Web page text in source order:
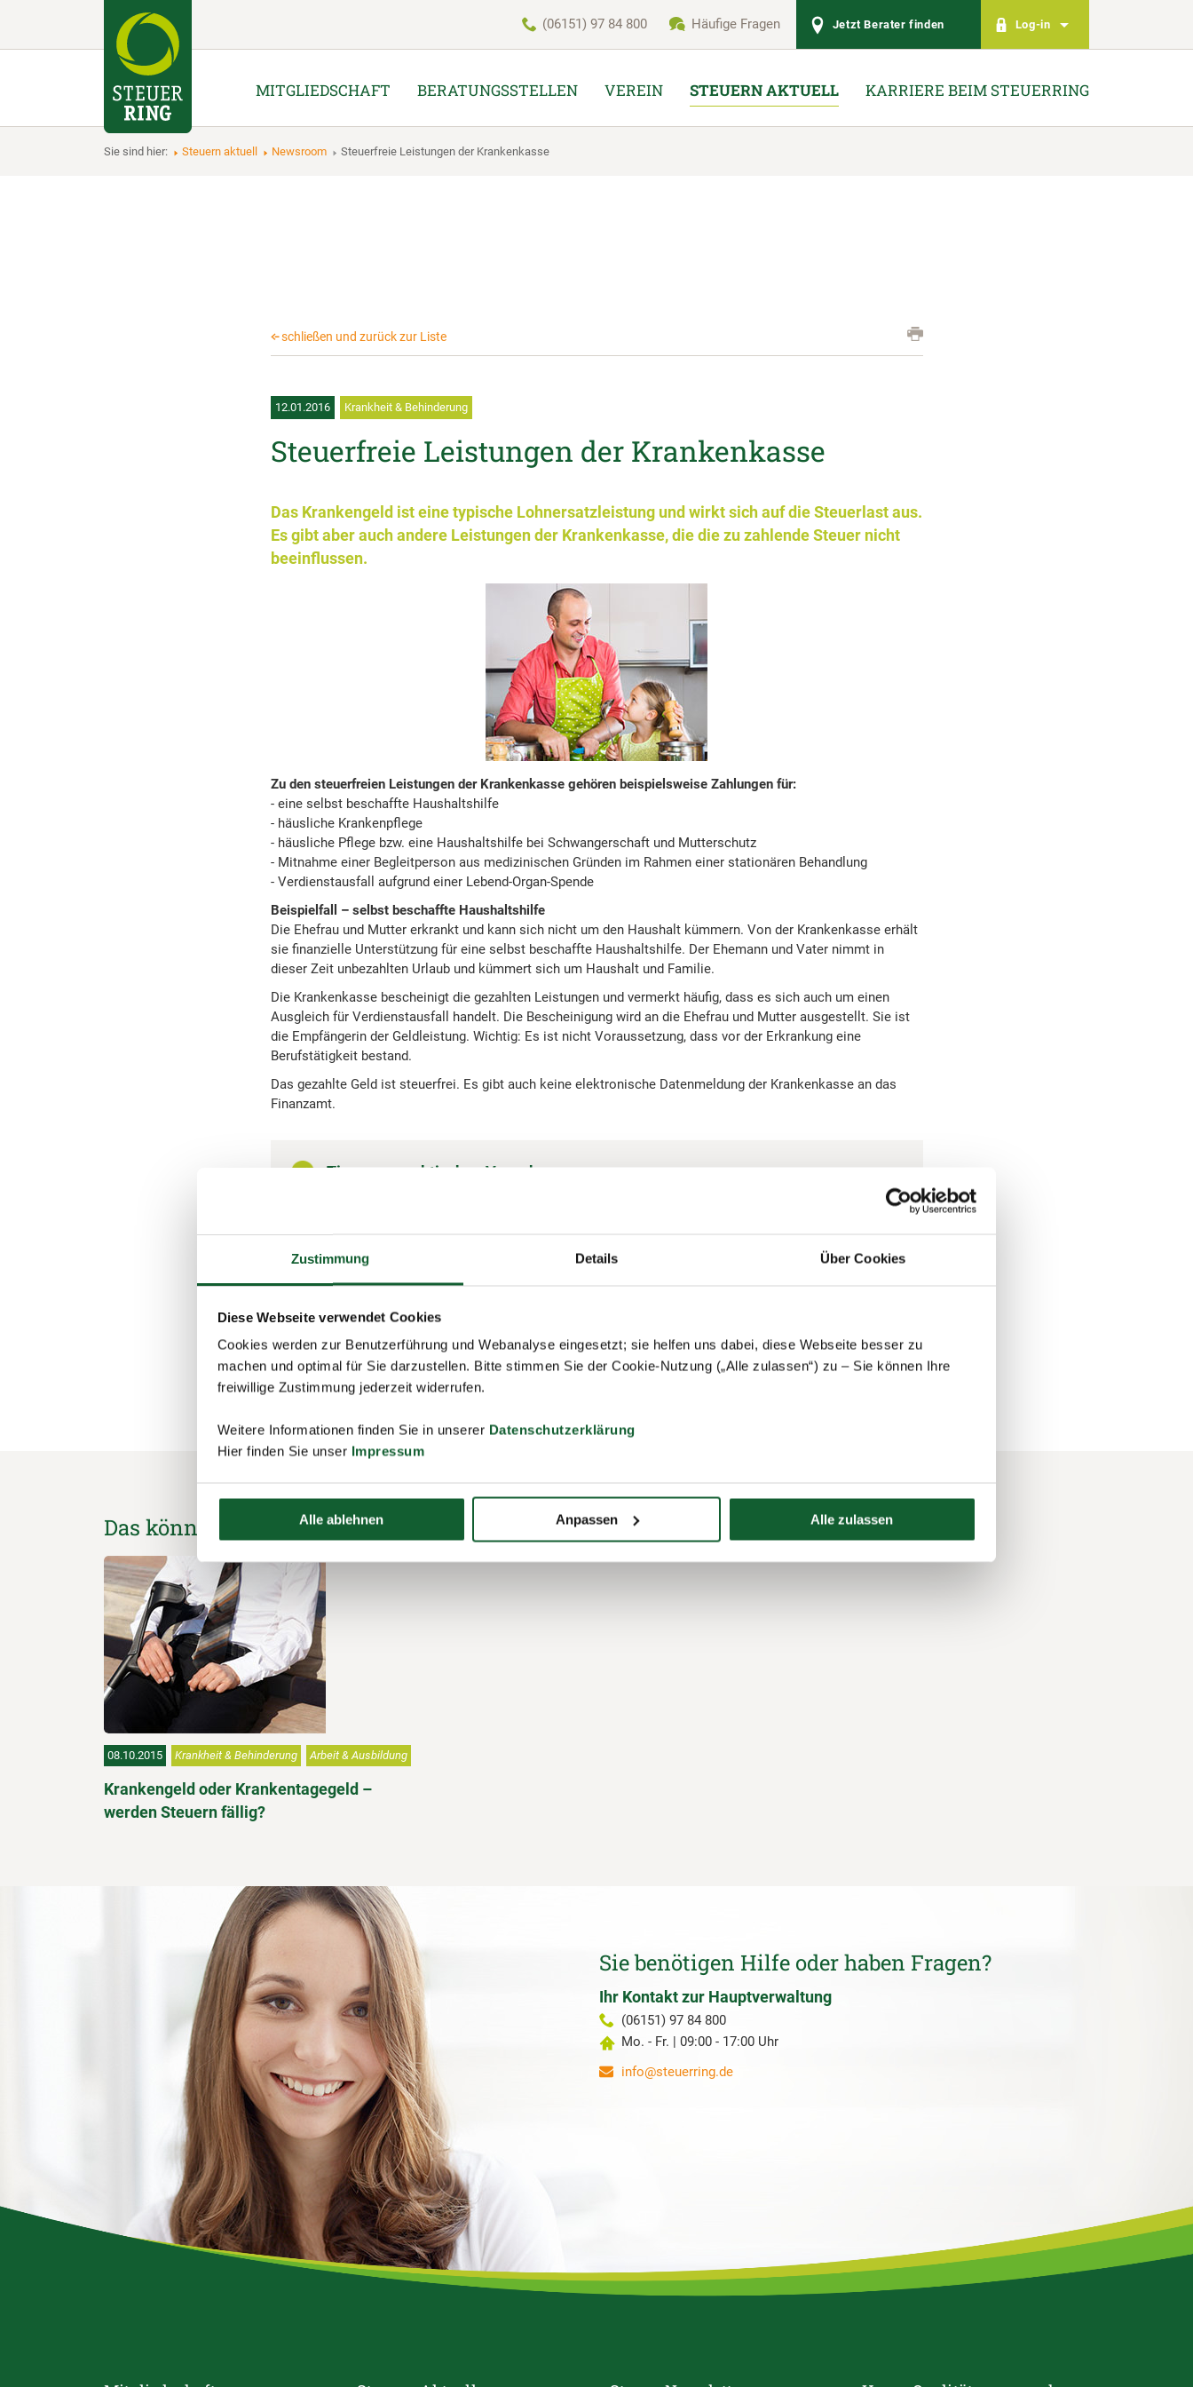
Zustimmung Details Über Cookies
Diese Webseite verwendet Cookies
Cookies werden zur Benutzerführung und Webanalyse eingesetzt; sie helfen uns dabei, diese Webseite besser zu
machen und optimal für Sie darzustellen. Bitte stimmen Sie der Cookie-Nutzung („Alle zulassen“) zu – Sie können Ihre
freiwillige Zustimmung jederzeit widerrufen.
Weitere Informationen finden Sie in unserer Datenschutzerklärung
Hier finden Sie unser Impressum
Alle ablehnen Anpassen Alle zulassen
(06151) 97 84 800 Häufige Fragen Jetzt Berater finden Log-in
MITGLIEDSCHAFT BERATUNGSSTELLEN VEREIN STEUERN AKTUELL KARRIERE BEIM STEUERRING
Sie sind hier: Steuern aktuell Newsroom Steuerfreie Leistungen der Krankenkasse
schließen und zurück zur Liste
12.01.2016 Krankheit & Behinderung
Steuerfreie Leistungen der Krankenkasse
Das Krankengeld ist eine typische Lohnersatzleistung und wirkt sich auf die Steuerlast aus.
Es gibt aber auch andere Leistungen der Krankenkasse, die die zu zahlende Steuer nicht
beeinflussen.
Zu den steuerfreien Leistungen der Krankenkasse gehören beispielsweise Zahlungen für:
- eine selbst beschaffte Haushaltshilfe
- häusliche Krankenpflege
- häusliche Pflege bzw. eine Haushaltshilfe bei Schwangerschaft und Mutterschutz
- Mitnahme einer Begleitperson aus medizinischen Gründen im Rahmen einer stationären Behandlung
- Verdienstausfall aufgrund einer Lebend-Organ-Spende
Beispielfall – selbst beschaffte Haushaltshilfe
Die Ehefrau und Mutter erkrankt und kann sich nicht um den Haushalt kümmern. Von der Krankenkasse erhält
sie finanzielle Unterstützung für eine selbst beschaffte Haushaltshilfe. Der Ehemann und Vater nimmt in
dieser Zeit unbezahlten Urlaub und kümmert sich um Haushalt und Familie.
Die Krankenkasse bescheinigt die gezahlten Leistungen und vermerkt häufig, dass es sich auch um einen
Ausgleich für Verdienstausfall handelt. Die Bescheinigung wird an die Ehefrau und Mutter ausgestellt. Sie ist
die Empfängerin der Geldleistung. Wichtig: Es ist nicht Voraussetzung, dass vor der Erkrankung eine
Berufstätigkeit bestand.
Das gezahlte Geld ist steuerfrei. Es gibt auch keine elektronische Datenmeldung der Krankenkasse an das
Finanzamt.
Tipp zum praktischen Vorgehen
Auf der elektronischen Lohnsteuerbescheinigung des „Pflegenden“ ist wegen des unbezahlten Urlaubs
steuerfrei sind und tragen Sie die Beträge nicht in die Vordrucke der Steuererklärung ein. Prüfen Sie
zudem genau die Bescheinigungen der Krankenkasse und den genannten Grund der Zahlung.
schließen und zurück zur Liste
Das könnte Sie auch interessieren
08.10.2015 Krankheit & Behinderung Arbeit & Ausbildung
Krankengeld oder Krankentagegeld –
werden Steuern fällig?
Sie benötigen Hilfe oder haben Fragen?
Ihr Kontakt zur Hauptverwaltung
(06151) 97 84 800
Mo. - Fr. | 09:00 - 17:00 Uhr
info@steuerring.de